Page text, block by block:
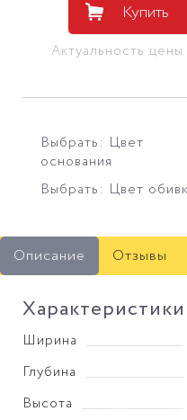
Купить
Актуальность
Выбрать: Цвет
основания
Выбрать: Цвет
Описание Отзывы
Характеристики
Ширина
Глубина
Высота